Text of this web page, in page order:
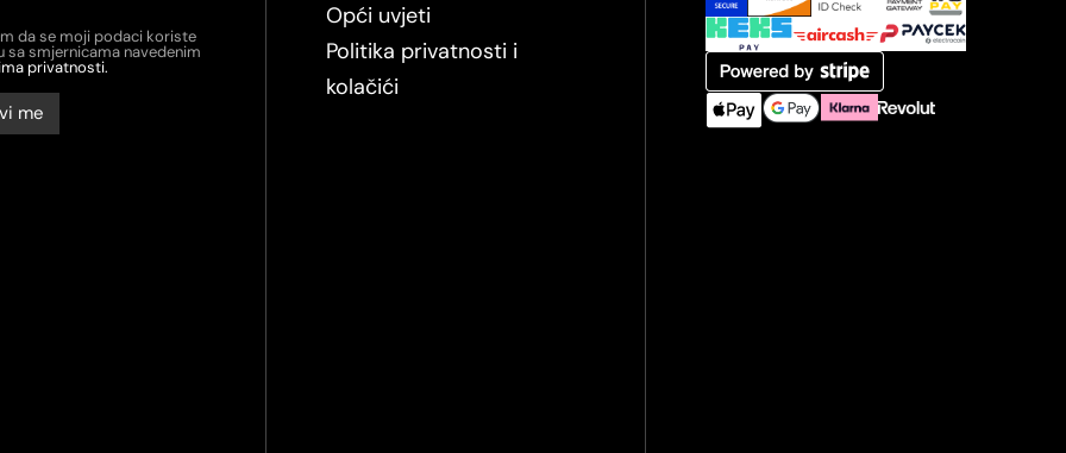
da se moji podaci koriste
sa smjernicama navedenim
privatnosti.
Opći uvjeti
Politika privatnosti i
kolačići